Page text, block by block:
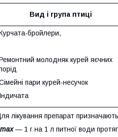
Вид і група птиці
бройлери,
молодняк курей яєчних
пари курей-несучок
Індичата
лікування препарат
— 1 г на 1 л питної води